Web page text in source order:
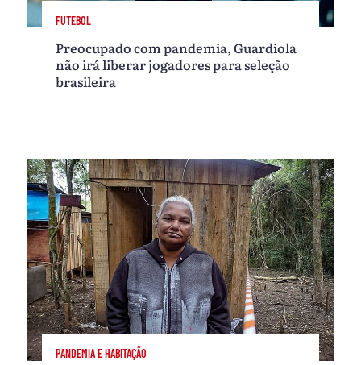
FUTEBOL
Preocupado com pandemia, Guardiola
não irá liberar jogadores para seleção
brasileira
PANDEMIA E HABITAÇÃO